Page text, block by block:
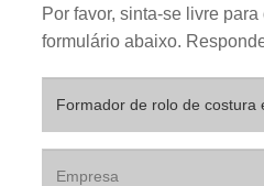
Por favor, sinta-se livre
formulário abaixo.